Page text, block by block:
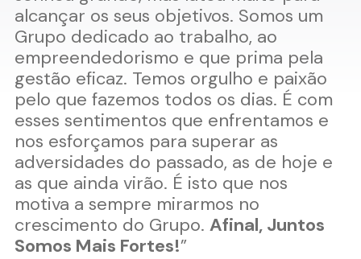
alcançar os seus objetivos. Somos um
Grupo dedicado ao trabalho, ao
empreendedorismo e que prima pela
gestão eficaz. Temos orgulho e paixão
pelo que fazemos todos os dias. É com
esses sentimentos que enfrentamos e
nos esforçamos para superar as
adversidades do passado, as de hoje e
as que ainda virão. É isto que nos
motiva a sempre mirarmos no
crescimento do Grupo. Afinal, Juntos
Somos Mais Fortes!”